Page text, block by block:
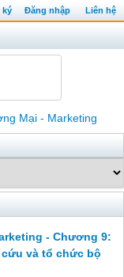
ký Đăng nhập Liên hệ
Mại - Marketing
- Chương 9:
và tổ chức bộ